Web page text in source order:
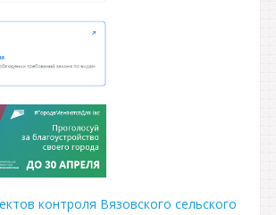
контроля Вязовского сельского